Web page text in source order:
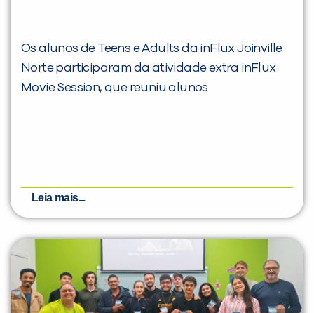
Os alunos de Teens e Adults da inFlux Joinville
Norte participaram da atividade extra inFlux
Movie Session, que reuniu alunos
Leia mais...
VOLTAR